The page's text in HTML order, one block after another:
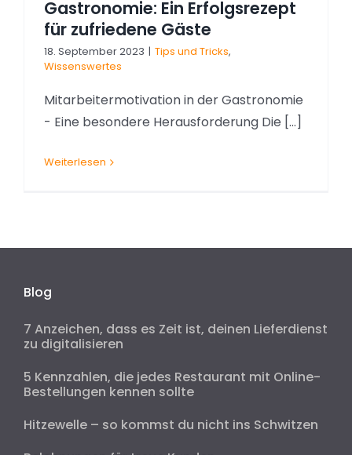
Gastronomie: Ein Erfolgsrezept
für zufriedene Gäste
18. September 2023 | Tips und Tricks,
Wissenswertes
Mitarbeitermotivation in der Gastronomie
- Eine besondere Herausforderung Die [...]
Weiterlesen
Blog
7 Anzeichen, dass es Zeit ist, deinen Lieferdienst
zu digitalisieren
5 Kennzahlen, die jedes Restaurant mit Online-
Bestellungen kennen sollte
Hitzewelle – so kommst du nicht ins Schwitzen